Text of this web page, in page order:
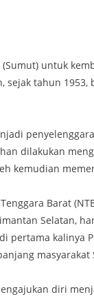
untuk
sejak tahun
dilakukan
kemudian
Barat
Selatan,
pertama kalinya
diri